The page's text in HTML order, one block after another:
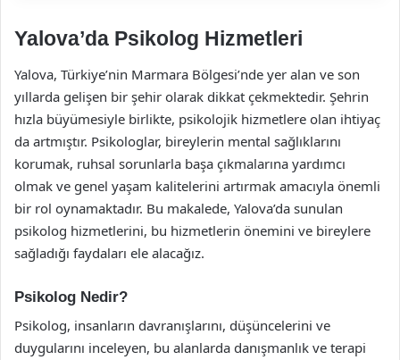
Yalova’da Psikolog Hizmetleri
Yalova, Türkiye’nin Marmara Bölgesi’nde yer alan ve son
yıllarda gelişen bir şehir olarak dikkat çekmektedir. Şehrin
hızla büyümesiyle birlikte, psikolojik hizmetlere olan ihtiyaç
da artmıştır. Psikologlar, bireylerin mental sağlıklarını
korumak, ruhsal sorunlarla başa çıkmalarına yardımcı
olmak ve genel yaşam kalitelerini artırmak amacıyla önemli
bir rol oynamaktadır. Bu makalede, Yalova’da sunulan
psikolog hizmetlerini, bu hizmetlerin önemini ve bireylere
sağladığı faydaları ele alacağız.
Psikolog Nedir?
Psikolog, insanların davranışlarını, düşüncelerini ve
duygularını inceleyen, bu alanlarda danışmanlık ve terapi